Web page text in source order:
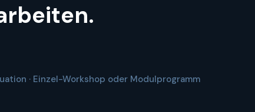
· Einzel-Workshop oder Modulprogramm